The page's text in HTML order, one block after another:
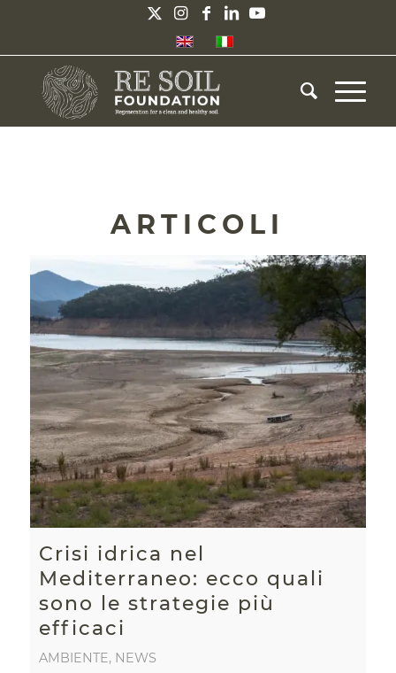
ARTICOLI
Crisi idrica nel
Mediterraneo: ecco quali
sono le strategie più
efficaci
AMBIENTE, NEWS